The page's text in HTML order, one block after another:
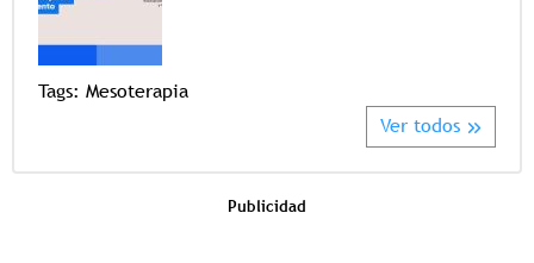
Tags: Mesoterapia
Ver todos
Publicidad